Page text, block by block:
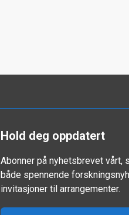
Hold deg oppdatert
Abonner på nyhetsbrevet vårt,
både spennende
invitasjoner til arrangementer.